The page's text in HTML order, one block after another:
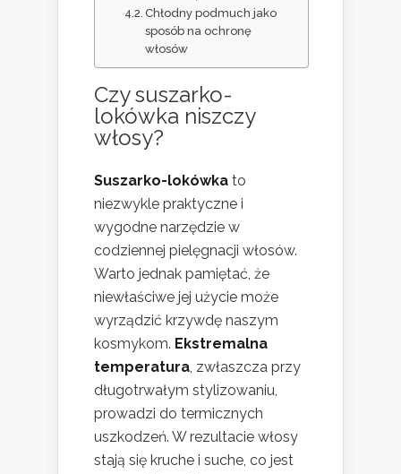
Chłodny podmuch jako
sposób na ochronę
włosów
Czy suszarko-
lokówka niszczy
włosy?
Suszarko-lokówka to
niezwykle praktyczne i
wygodne narzędzie w
codziennej pielęgnacji włosów.
Warto jednak pamiętać, że
niewłaściwe jej użycie może
wyrządzić krzywdę naszym
kosmykom. Ekstremalna
temperatura, zwłaszcza przy
długotrwałym stylizowaniu,
prowadzi do termicznych
uszkodzeń. W rezultacie włosy
stają się kruche i suche, co jest